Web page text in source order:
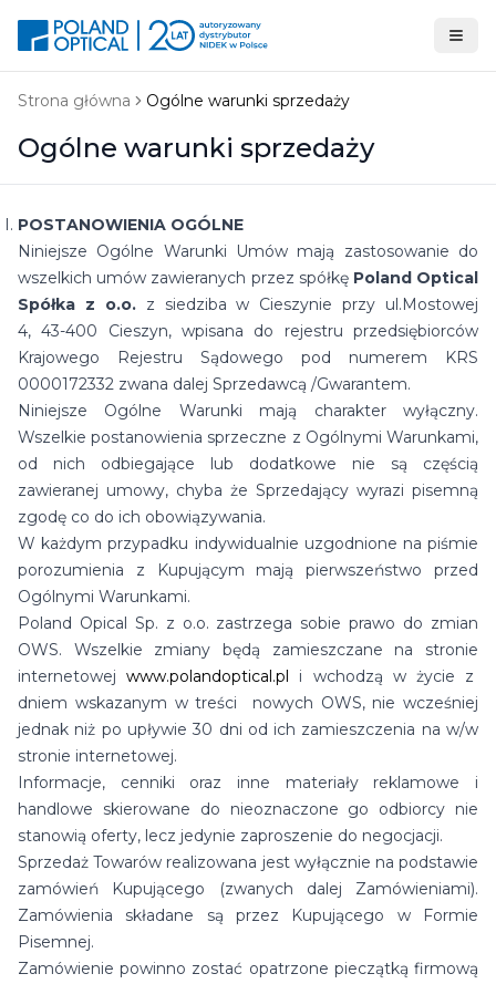
Strona główna Ogólne warunki sprzedaży
Ogólne warunki sprzedaży
POSTANOWIENIA OGÓLNE
Niniejsze Ogólne Warunki Umów mają zastosowanie do
wszelkich umów zawieranych przez spółkę Poland Optical
Spółka z o.o. z siedziba w Cieszynie przy ul.Mostowej
4, 43-400 Cieszyn, wpisana do rejestru przedsiębiorców
Krajowego Rejestru Sądowego pod numerem KRS
0000172332 zwana dalej Sprzedawcą /Gwarantem.
Niniejsze Ogólne Warunki mają charakter wyłączny.
Wszelkie postanowienia sprzeczne z Ogólnymi Warunkami,
od nich odbiegające lub dodatkowe nie są częścią
zawieranej umowy, chyba że Sprzedający wyrazi pisemną
zgodę co do ich obowiązywania.
W każdym przypadku indywidualnie uzgodnione na piśmie
porozumienia z Kupującym mają pierwszeństwo przed
Ogólnymi Warunkami.
Poland Opical Sp. z o.o. zastrzega sobie prawo do zmian
OWS. Wszelkie zmiany będą zamieszczane na stronie
internetowejwww.polandoptical.pl i wchodzą w życie z
dniem wskazanym w treści nowych OWS, nie wcześniej
jednak niż po upływie 30 dni od ich zamieszczenia na w/w
stronie internetowej.
Informacje, cenniki oraz inne materiały reklamowe i
handlowe skierowane do nieoznaczone go odbiorcy nie
stanowią oferty, lecz jedynie zaproszenie do negocjacji.
Sprzedaż Towarów realizowana jest wyłącznie na podstawie
zamówień Kupującego (zwanych dalej Zamówieniami).
Zamówienia składane są przez Kupującego w Formie
Pisemnej.
Zamówienie powinno zostać opatrzone pieczątką firmową